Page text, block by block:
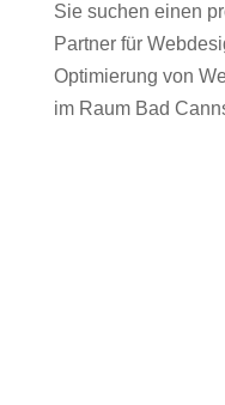
Sie suchen einen
Partner für
Optimierung von
im Raum Bad